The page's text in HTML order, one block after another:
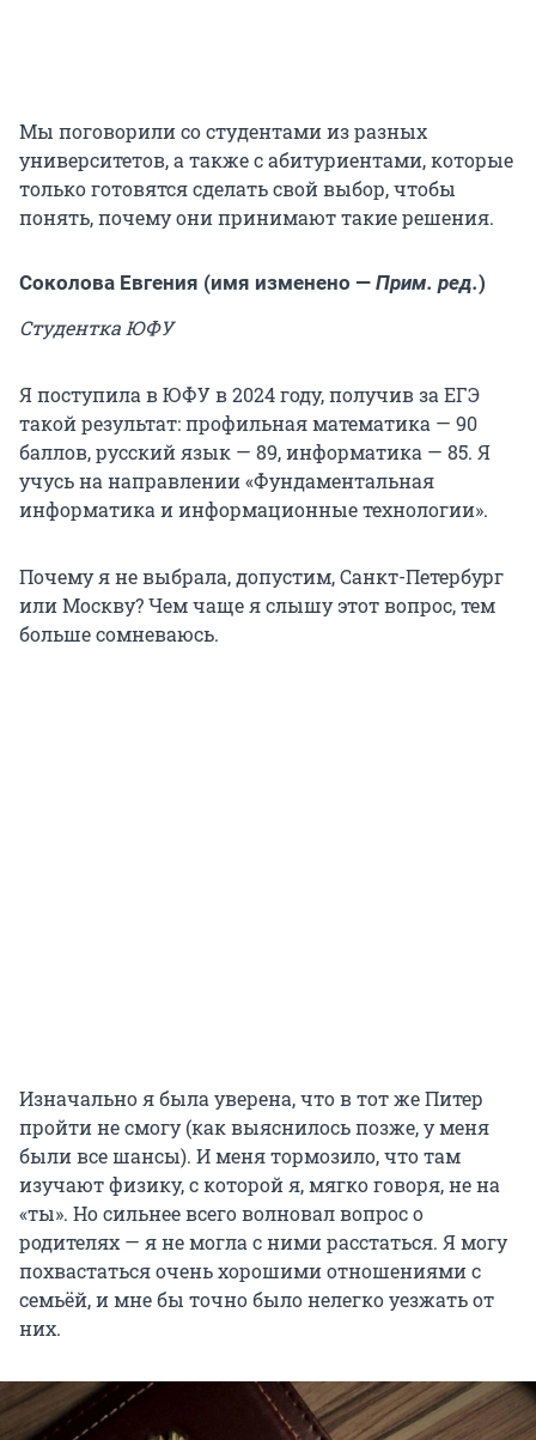
Мы поговорили со студентами из разных
университетов, а также с абитуриентами, которые
только готовятся сделать свой выбор, чтобы
понять, почему они принимают такие решения.
Соколова Евгения (имя изменено — Прим. ред.)
Студентка ЮФУ
Я поступила в ЮФУ в 2024 году, получив за ЕГЭ
такой результат: профильная математика — 90
баллов, русский язык — 89, информатика — 85. Я
учусь на направлении «Фундаментальная
информатика и информационные технологии».
Почему я не выбрала, допустим, Санкт-Петербург
или Москву? Чем чаще я слышу этот вопрос, тем
больше сомневаюсь.
Изначально я была уверена, что в тот же Питер
пройти не смогу (как выяснилось позже, у меня
были все шансы). И меня тормозило, что там
изучают физику, с которой я, мягко говоря, не на
«ты». Но сильнее всего волновал вопрос о
родителях — я не могла с ними расстаться. Я могу
похвастаться очень хорошими отношениями с
семьёй, и мне бы точно было нелегко уезжать от
них.